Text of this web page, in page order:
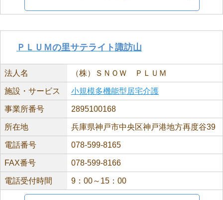
ＰＬＵＭの里サテライト諏訪山
法人名 （株）ＳＮＯＷ ＰＬＵＭ
施設・サービス 小規模多機能型居宅介護
事業所番号 2895100168
所在地 兵庫県神戸市中央区神戸港地方再度谷39
電話番号 078-599-8165
FAX番号 078-599-8166
電話受付時間 9：00～15：00